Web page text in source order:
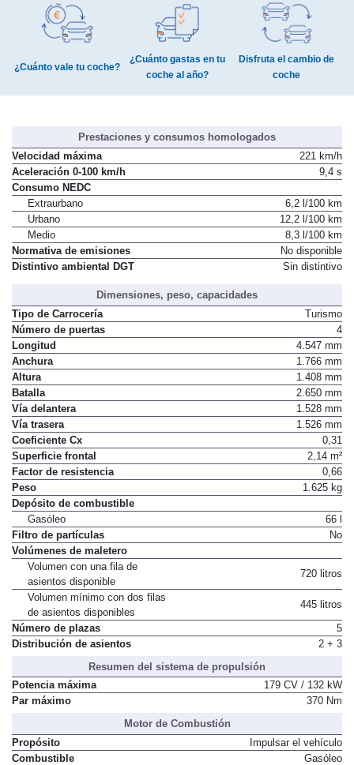
¿Cuánto vale tu coche?
¿Cuánto gastas en tu
coche al año?
Disfruta el cambio de
coche
Prestaciones y consumos homologados
Velocidad máxima
221 km/h
Aceleración 0-100 km/h
9,4 s
Consumo NEDC
Extraurbano
6,2 l/100 km
Urbano
12,2 l/100 km
Medio
8,3 l/100 km
Normativa de emisiones
No disponible
Distintivo ambiental DGT
Sin distintivo
Dimensiones, peso, capacidades
Tipo de Carrocería
Turismo
Número de puertas
4
Longitud
4.547 mm
Anchura
1.766 mm
Altura
1.408 mm
Batalla
2.650 mm
Vía delantera
1.528 mm
Vía trasera
1.526 mm
Coeficiente Cx
0,31
Superficie frontal
2,14 m²
Factor de resistencia
0,66
Peso
1.625 kg
Depósito de combustible
Gasóleo
66 l
Filtro de partículas
No
Volúmenes de maletero
Volumen con una fila de
asientos disponible
720 litros
Volumen mínimo con dos filas
de asientos disponibles
445 litros
Número de plazas
5
Distribución de asientos
2 + 3
Resumen del sistema de propulsión
Potencia máxima
179 CV / 132 kW
Par máximo
370 Nm
Motor de Combustión
Propósito
Impulsar el vehículo
Combustible
Gasóleo